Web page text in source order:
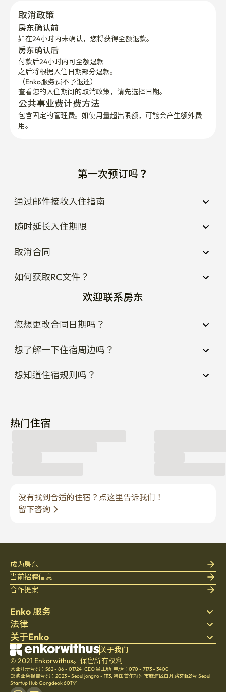
取消政策
房东确认前
如在24小时内未确认，您将获得全额退款。
房东确认后
付款后24小时内可全额退款
之后将根据入住日期部分退款。
（Enko服务费不予退还）
查看您的入住期间的取消政策，请先选择日期。
公共事业费计费方法
包含固定的管理费。如使用量超出限额，可能会产生额外费
用。
第一次预订吗？
通过邮件接收入住指南
随时延长入住期限
取消合同
如何获取RC文件？
欢迎联系房东
您想更改合同日期吗？
想了解一下住宿周边吗？
想知道住宿规则吗？
热门住宿
没有找到合适的住宿？点这里告诉我们！
留下咨询
Enko 服务
搜索房源
床上用品
博客
帮助中心
法律
隐私政策
服务条款
取消与退款政策
关于Enko
公司介绍
招聘
文化
成为房东
当前招聘信息
合作提案
关于我们
© 2021 Enkorwithus。保留所有权利
营业注册号码：562 - 86 - 01724·CEO 吴正勋· 电话：070 - 7173 - 3400
邮购业务报告号码：2023 - Seoul jongno - 1113, 韩国首尔特别市麻浦区白凡路31街21号 Seoul
Startup Hub Gongdeok 601室